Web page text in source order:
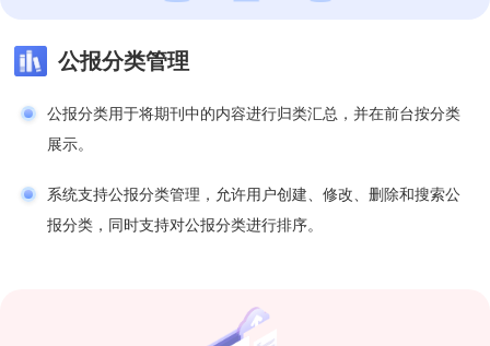
公报分类管理
公报分类用于将期刊中的内容进行归类汇总，并在前台按分类
展示。
系统支持公报分类管理，允许用户创建、修改、删除和搜索公
报分类，同时支持对公报分类进行排序。